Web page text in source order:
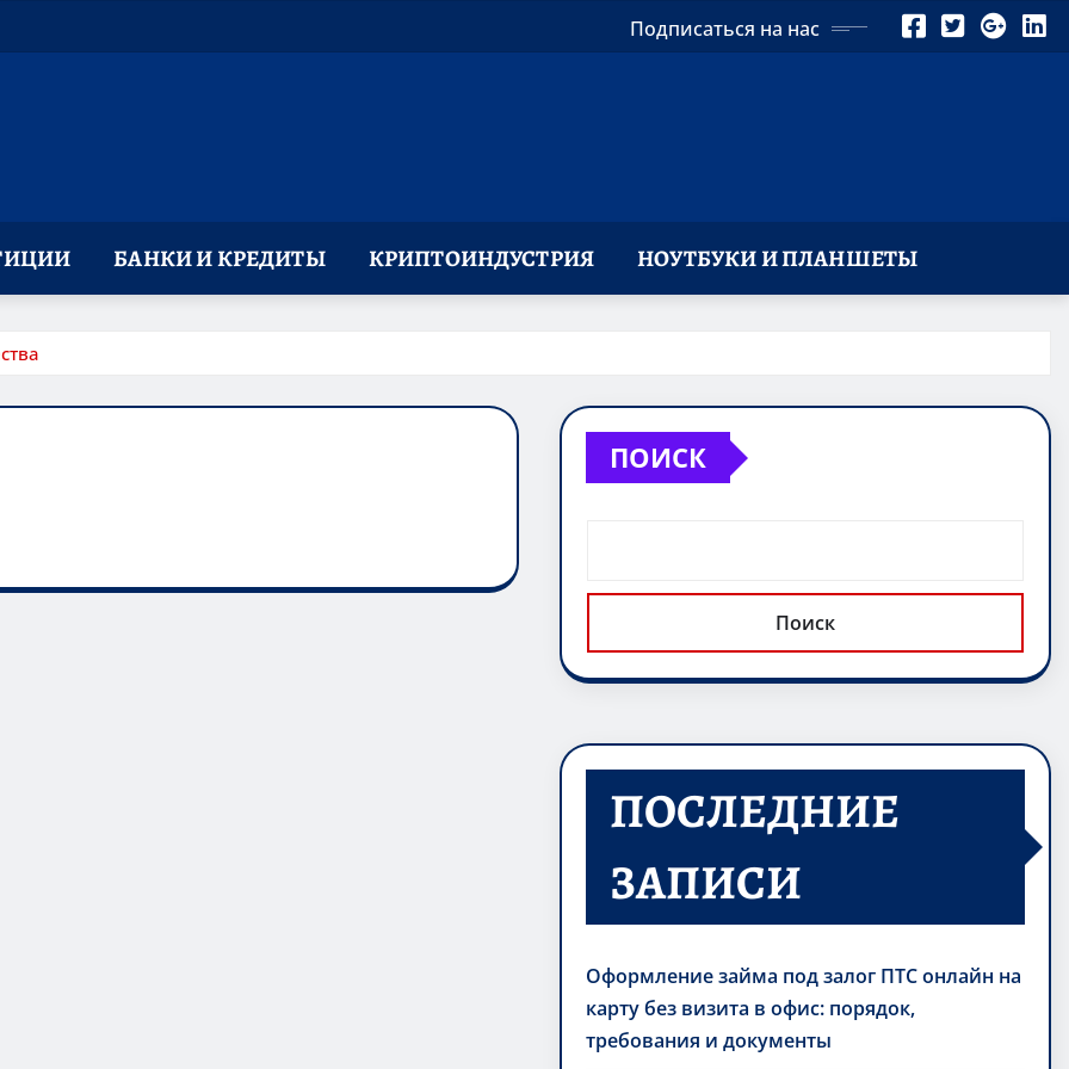
Подписаться на нас
БАНКИ И КРЕДИТЫ КРИПТОИНДУСТРИЯ НОУТБУКИ И ПЛАНШЕТЫ
ПОИСК
Поиск
ПОСЛЕДНИЕ
ЗАПИСИ
Оформление займа под залог ПТС онлайн на
карту без визита в офис: порядок,
требования и документы